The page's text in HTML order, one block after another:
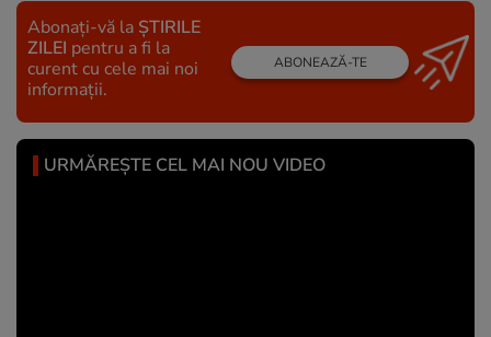
Abonați-vă la ȘTIRILE
ZILEI pentru a fi la
curent cu cele mai noi
informații.
ABONEAZĂ-TE
URMĂREȘTE CEL MAI NOU VIDEO